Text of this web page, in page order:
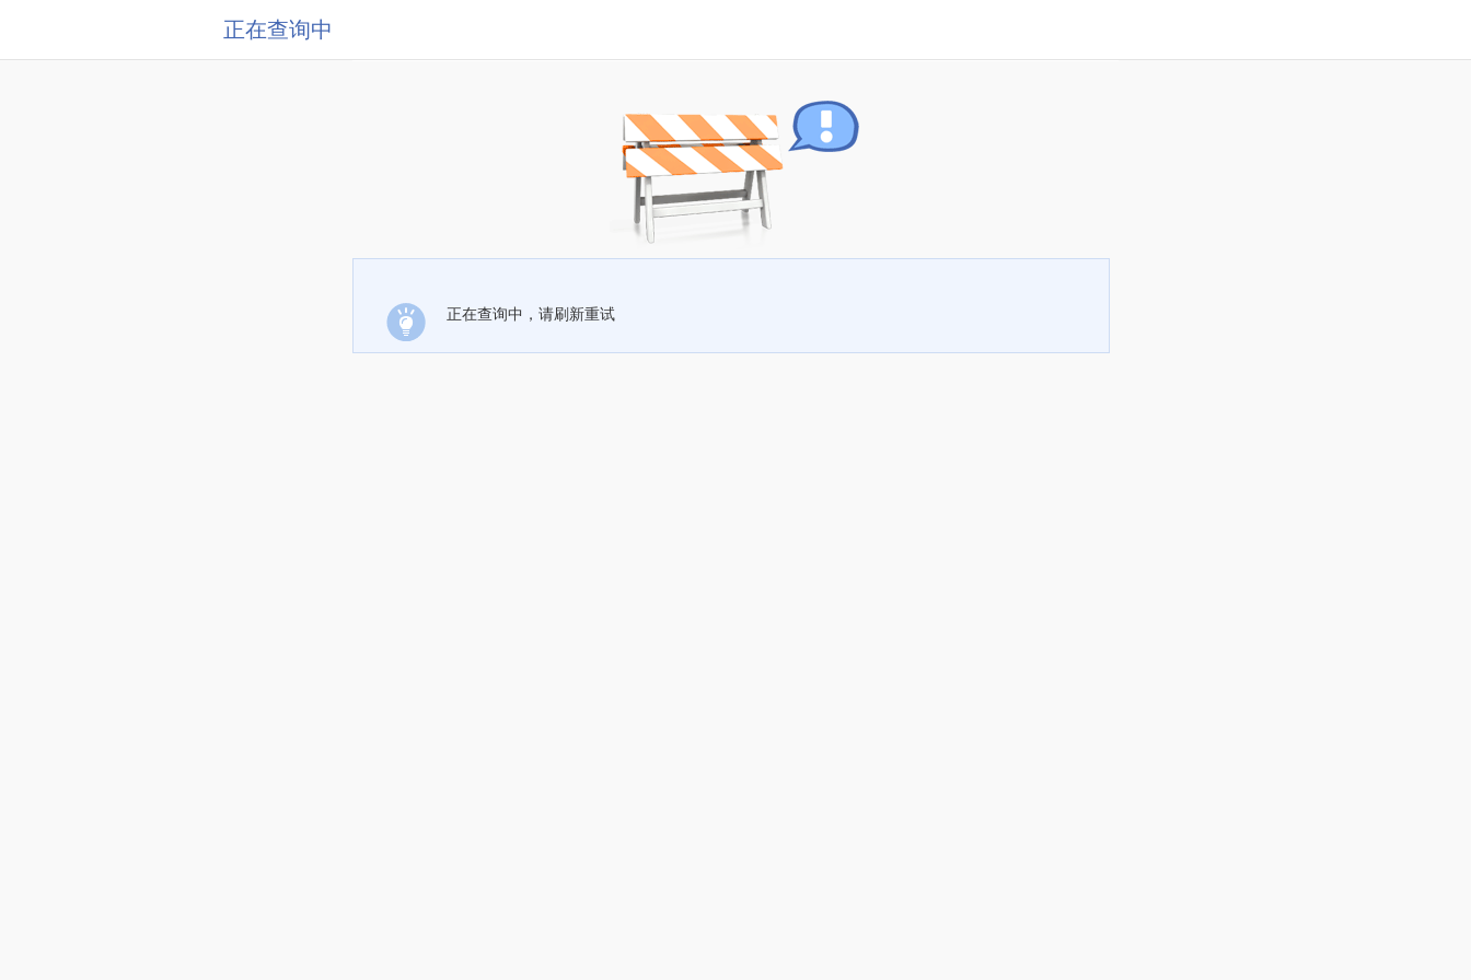
正在查询中
正在查询中，请刷新重试